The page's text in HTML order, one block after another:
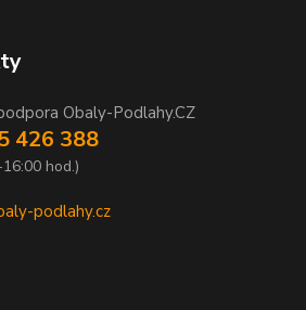
Obaly-Podlahy.CZ
426 388
hod.)
podlahy.cz